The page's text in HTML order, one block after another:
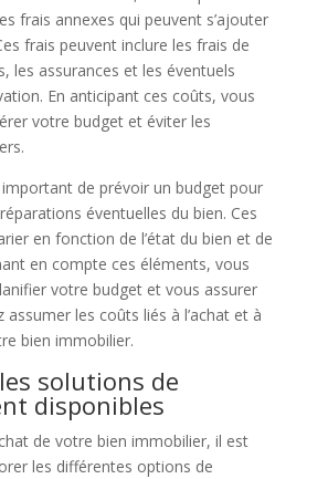
frais annexes qui peuvent s’ajouter
frais peuvent inclure les frais de
les assurances et les éventuels
En anticipant ces coûts, vous
votre budget et éviter les
de prévoir un budget pour
éventuelles du bien. Ces
en fonction de l’état du bien et de
en compte ces éléments, vous
votre budget et vous assurer
assumer les coûts liés à l’achat et à
bien immobilier.
solutions de
disponibles
de votre bien immobilier, il est
les différentes options de